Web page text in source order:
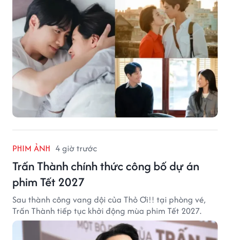
PHIM ẢNH 4 giờ trước
Trấn Thành chính thức công bố dự án
phim Tết 2027
Sau thành công vang dội của Thỏ Ơi!! tại phòng vé,
Trấn Thành tiếp tục khởi động mùa phim Tết 2027.